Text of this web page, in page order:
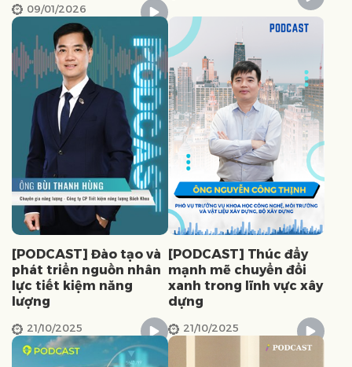
09/01/2026
[PODCAST] Đào tạo và
phát triển nguồn nhân
lực tiết kiệm năng
lượng
21/10/2025
[PODCAST] Thúc đẩy
mạnh mẽ chuyển đổi
xanh trong lĩnh vực xây
dựng
21/10/2025